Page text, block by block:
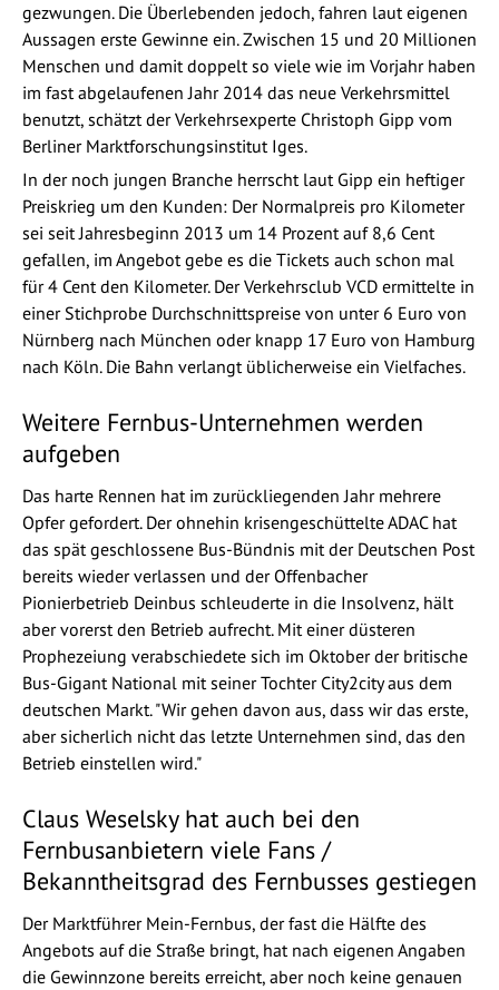
gezwungen. Die Überlebenden jedoch, fahren laut eigenen
Aussagen erste Gewinne ein. Zwischen 15 und 20 Millionen
Menschen und damit doppelt so viele wie im Vorjahr haben
im fast abgelaufenen Jahr 2014 das neue Verkehrsmittel
benutzt, schätzt der Verkehrsexperte Christoph Gipp vom
Berliner Marktforschungsinstitut Iges.
In der noch jungen Branche herrscht laut Gipp ein heftiger
Preiskrieg um den Kunden: Der Normalpreis pro Kilometer
sei seit Jahresbeginn 2013 um 14 Prozent auf 8,6 Cent
gefallen, im Angebot gebe es die Tickets auch schon mal
für 4 Cent den Kilometer. Der Verkehrsclub VCD ermittelte in
einer Stichprobe Durchschnittspreise von unter 6 Euro von
Nürnberg nach München oder knapp 17 Euro von Hamburg
nach Köln. Die Bahn verlangt üblicherweise ein Vielfaches.
Weitere Fernbus-Unternehmen werden
aufgeben
Das harte Rennen hat im zurückliegenden Jahr mehrere
Opfer gefordert. Der ohnehin krisengeschüttelte ADAC hat
das spät geschlossene Bus-Bündnis mit der Deutschen Post
bereits wieder verlassen und der Offenbacher
Pionierbetrieb Deinbus schleuderte in die Insolvenz, hält
aber vorerst den Betrieb aufrecht. Mit einer düsteren
Prophezeiung verabschiedete sich im Oktober der britische
Bus-Gigant National mit seiner Tochter City2city aus dem
deutschen Markt. "Wir gehen davon aus, dass wir das erste,
aber sicherlich nicht das letzte Unternehmen sind, das den
Betrieb einstellen wird."
Claus Weselsky hat auch bei den
Fernbusanbietern viele Fans /
Bekanntheitsgrad des Fernbusses gestiegen
Der Marktführer Mein-Fernbus, der fast die Hälfte des
Angebots auf die Straße bringt, hat nach eigenen Angaben
die Gewinnzone bereits erreicht, aber noch keine genauen